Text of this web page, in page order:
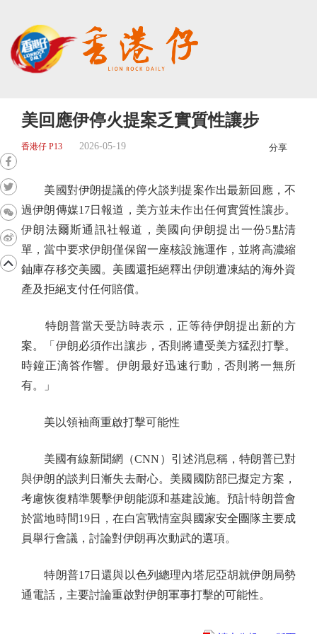
美回應伊停火提案乏實質性讓步
香港仔 P13 2026-05-19 分享
美國對伊朗提議的停火談判提案作出最新回應，不
過伊朗傳媒17日報道，美方並未作出任何實質性讓步。
伊朗法爾斯通訊社報道，美國向伊朗提出一份5點清
單，當中要求伊朗僅保留一座核設施運作，並將高濃縮
鈾庫存移交美國。美國還拒絕釋出伊朗遭凍結的海外資
產及拒絕支付任何賠償。
特朗普當天受訪時表示，正等待伊朗提出新的方
案。「伊朗必須作出讓步，否則將遭受美方猛烈打擊。
時鐘正滴答作響。伊朗最好迅速行動，否則將一無所
有。」
美以領袖商重啟打擊可能性
美國有線新聞網（CNN）引述消息稱，特朗普已對
與伊朗的談判日漸失去耐心。美國國防部已擬定方案，
考慮恢復精準襲擊伊朗能源和基建設施。預計特朗普會
於當地時間19日，在白宮戰情室與國家安全團隊主要成
員舉行會議，討論對伊朗再次動武的選項。
特朗普17日還與以色列總理內塔尼亞胡就伊朗局勢
通電話，主要討論重啟對伊朗軍事打擊的可能性。